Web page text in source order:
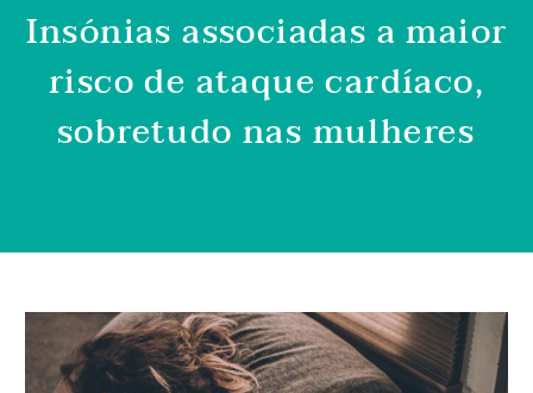
Insónias associadas a maior
risco de ataque cardíaco,
sobretudo nas mulheres